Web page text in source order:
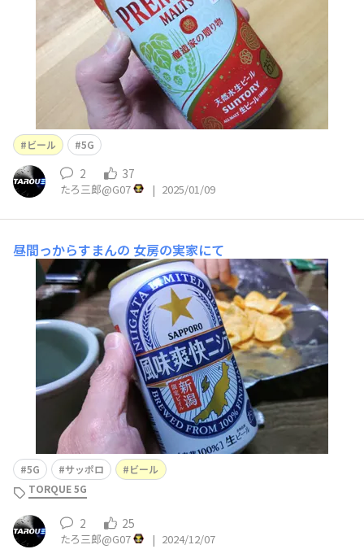
ビール 5G
2 37
たろ三郎@G07 | 2025/01/09
昼間っからすまんの 女房の実家にて
5G サッポロ
ビール
TORQUE 5G
2 25
たろ三郎@G07 | 2024/12/07